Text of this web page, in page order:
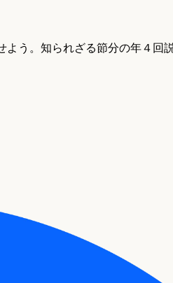
う。知られざる節分の年４回